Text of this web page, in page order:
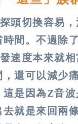
頭切換容易
間。不過除
速度本來就
，還可以減少
這是因為Z音
去就是來回兩